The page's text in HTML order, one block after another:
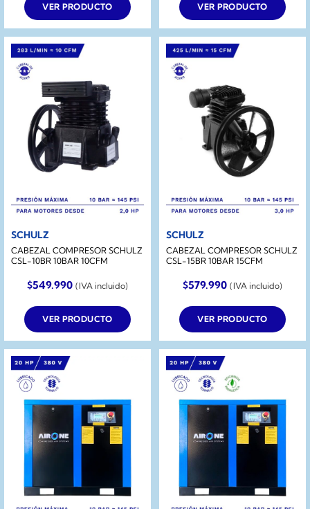
VER PRODUCTO VER PRODUCTO
SCHULZ
CABEZAL COMPRESOR SCHULZ
CSL-10BR 10BAR 10CFM
$549.990 (IVA incluido)
VER PRODUCTO
SCHULZ
CABEZAL COMPRESOR SCHULZ
CSL-15BR 10BAR 15CFM
$579.990 (IVA incluido)
VER PRODUCTO